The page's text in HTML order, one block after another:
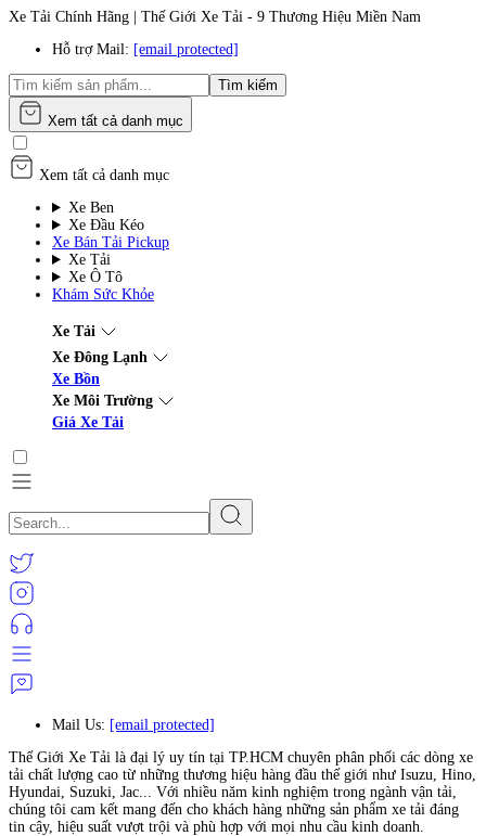
Xe Tải Chính Hãng | Thế Giới Xe Tải - 9 Thương Hiệu Miền Nam
Hỗ trợ Mail: [email protected]
Tìm kiếm
Xem tất cả danh mục
Xem tất cả danh mục
Xe Ben
Xe Đầu Kéo
Xe Bán Tải Pickup
Xe Tải
Xe Ô Tô
Khám Sức Khỏe
Xe Tải
Xe Đông Lạnh
Xe Bồn
Xe Môi Trường
Giá Xe Tải
Mail Us: [email protected]
Thế Giới Xe Tải là đại lý uy tín tại TP.HCM chuyên phân phối các dòng xe
tải chất lượng cao từ những thương hiệu hàng đầu thế giới như Isuzu, Hino,
Hyundai, Suzuki, Jac... Với nhiều năm kinh nghiệm trong ngành vận tải,
chúng tôi cam kết mang đến cho khách hàng những sản phẩm xe tải đáng
tin cậy, hiệu suất vượt trội và phù hợp với mọi nhu cầu kinh doanh.